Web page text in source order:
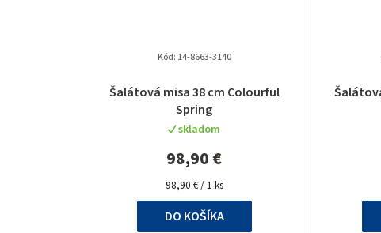
Šalátová misa 38 cm Colourful
Spring
skladom
98,90 €
Jednotková
cena:
98,90 € / 1 ks
DO KOŠÍKA
Kód: 14-8663-3140